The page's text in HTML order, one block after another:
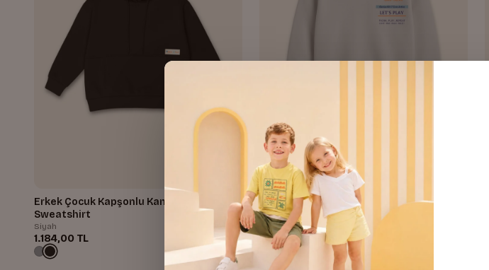
Erkek Çocuk Kapşonlu Kanguru Cepli
Sweatshirt
Siyah
1.184,00 TL
Erkek Çocuk Baskılı Sweatshirt
Gri
880,00 TL